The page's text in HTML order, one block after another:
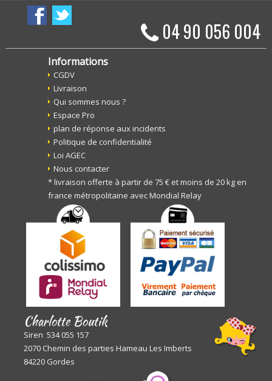
04 90 056 004
Informations
CGDV
Livraison
Qui sommes nous ?
Espace Pro
plan de réponse aux incidents
Politique de confidentialité
Loi AGEC
Nous contacter
* livraison offerte à partir de 75 € et moins de 20 kg en
france métropolitaine avec Mondial Relay
Charlotte Boutik
Siren 534 055 157
2070 Chemin des parties Hameau Les Imberts
84220 Gordes